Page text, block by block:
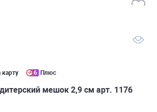
карту 6 Плюс
мешок 2,9 см арт. 1176